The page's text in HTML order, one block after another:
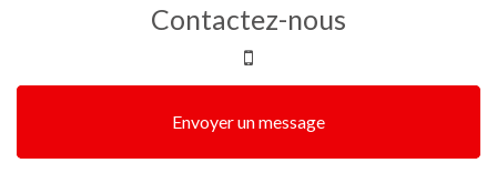
Contactez-nous
Envoyer un message